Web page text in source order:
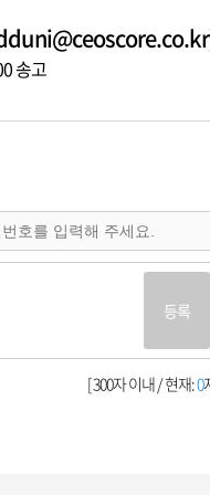
송고
등록
[ 300자 이내 / 현재:0